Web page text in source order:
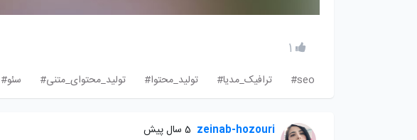
1
seo#
ترافیک_مدیا# تولید_محتوا# تولید_محتوای_متنی# سئو#
zeinab-hozouri 5 سال پیش